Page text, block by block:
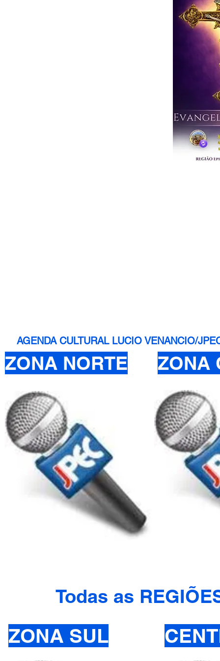
AGENDA CULTURAL LUCIO VENANCIO/
ZONA NORTE ZONA
Todas as
ZONA SUL